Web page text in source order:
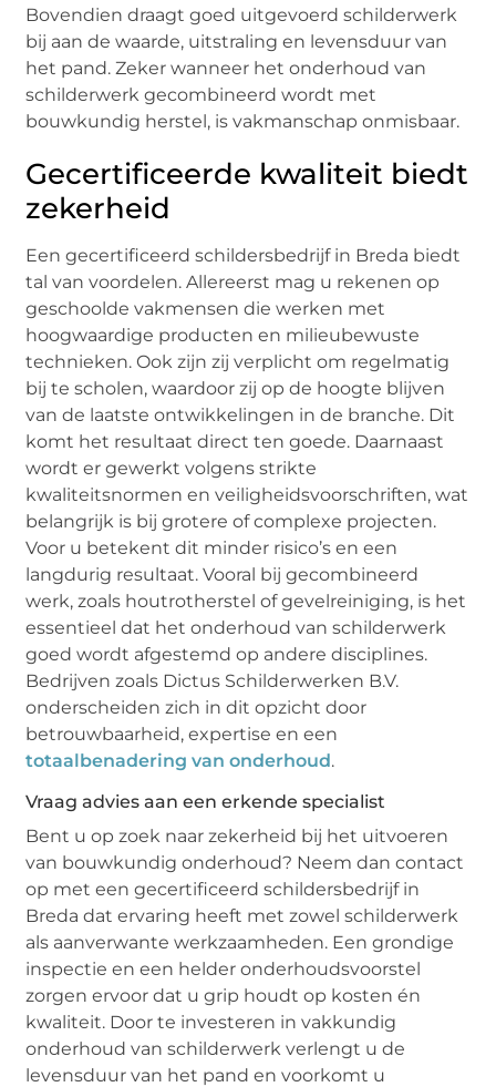
Bovendien draagt goed uitgevoerd schilderwerk
bij aan de waarde, uitstraling en levensduur van
het pand. Zeker wanneer het onderhoud van
schilderwerk gecombineerd wordt met
bouwkundig herstel, is vakmanschap onmisbaar.
Gecertificeerde kwaliteit biedt
zekerheid
Een gecertificeerd schildersbedrijf in Breda biedt
tal van voordelen. Allereerst mag u rekenen op
geschoolde vakmensen die werken met
hoogwaardige producten en milieubewuste
technieken. Ook zijn zij verplicht om regelmatig
bij te scholen, waardoor zij op de hoogte blijven
van de laatste ontwikkelingen in de branche. Dit
komt het resultaat direct ten goede. Daarnaast
wordt er gewerkt volgens strikte
kwaliteitsnormen en veiligheidsvoorschriften, wat
belangrijk is bij grotere of complexe projecten.
Voor u betekent dit minder risico’s en een
langdurig resultaat. Vooral bij gecombineerd
werk, zoals houtrotherstel of gevelreiniging, is het
essentieel dat het onderhoud van schilderwerk
goed wordt afgestemd op andere disciplines.
Bedrijven zoals Dictus Schilderwerken B.V.
onderscheiden zich in dit opzicht door
betrouwbaarheid, expertise en een
totaalbenadering van onderhoud.
Vraag advies aan een erkende specialist
Bent u op zoek naar zekerheid bij het uitvoeren
van bouwkundig onderhoud? Neem dan contact
op met een gecertificeerd schildersbedrijf in
Breda dat ervaring heeft met zowel schilderwerk
als aanverwante werkzaamheden. Een grondige
inspectie en een helder onderhoudsvoorstel
zorgen ervoor dat u grip houdt op kosten én
kwaliteit. Door te investeren in vakkundig
onderhoud van schilderwerk verlengt u de
levensduur van het pand en voorkomt u